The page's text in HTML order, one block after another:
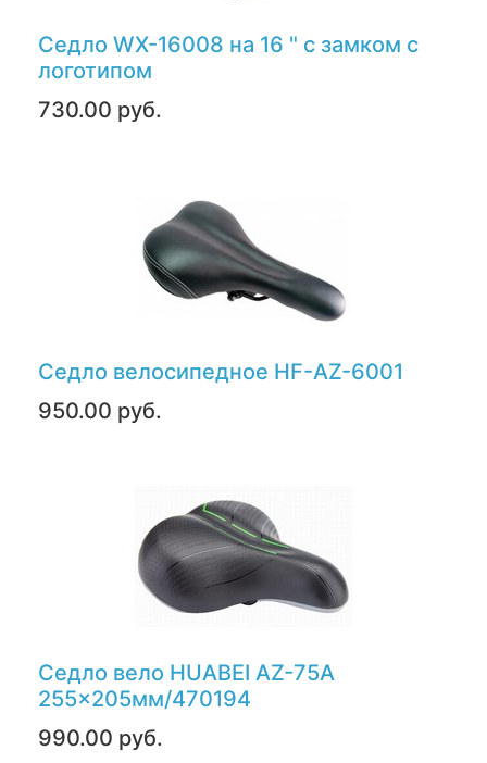
Седло WX-16008 на 16 " с замком с
логотипом
730.00 руб.
Седло велосипедное HF-AZ-6001
950.00 руб.
Седло вело HUABEI AZ-75A
255x205мм/470194
990.00 руб.